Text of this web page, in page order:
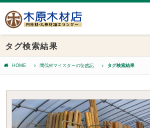
タグ検索結果
HOME 間伐材マイスターの徒然記 タグ検索結果